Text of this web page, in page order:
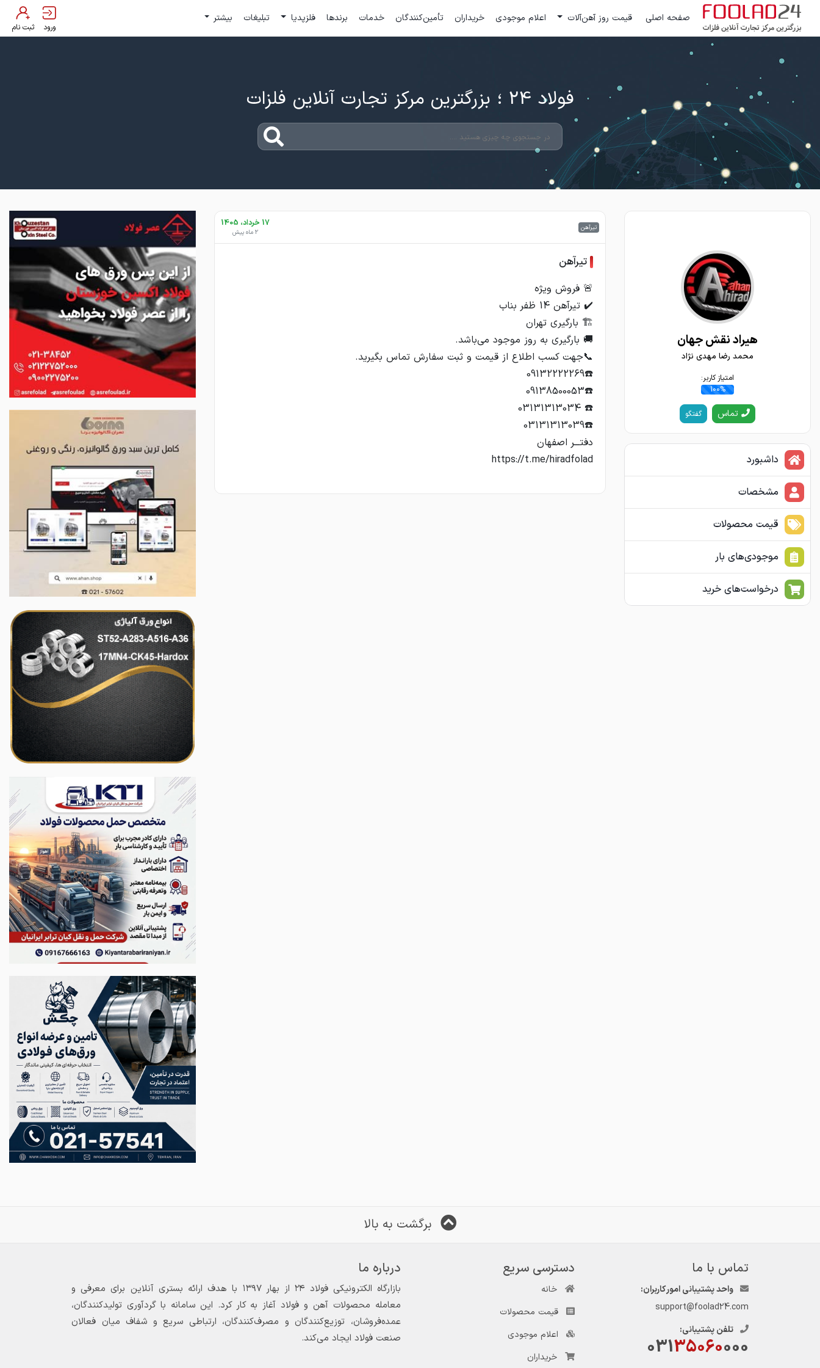
صفحه اصلی قیمت روز آهن‌آلات اعلام موجودی خریداران تأمین‌کنندگان خدمات برندها فلزپدیا تبلیغات بیشتر
ورود ثبت نام
فولاد 24 ؛ بزرگترین مرکز تجارت آنلاین فلزات
هیراد نقش جهان
محمد رضا مهدی نژاد
امتیاز کاربر:
100%
تماس گفتگو
داشبورد
مشخصات
قیمت محصولات
موجودی‌های بار
درخواست‌های خرید
تیرآهن 17 خرداد، 1405
2 ماه پیش
تیرآهن
https://t.me/hiradfolad
برگشت به بالا
تماس با ما
واحد پشتیبانی امور کاربران:
support@foolad24.com
تلفن پشتیبانی:
03135060000
دسترسی سریع
خانه
قیمت محصولات
اعلام موجودی
خریداران
درباره ما
بازارگاه الکترونیکی فولاد ۲۴ از بهار ۱۳۹۷ با هدف ارائه بستری آنلاین برای معرفی و
معامله محصولات آهن و فولاد آغاز به کار کرد. این سامانه با گردآوری تولیدکنندگان،
عمده‌فروشان، توزیع‌کنندگان و مصرف‌کنندگان، ارتباطی سریع و شفاف میان فعالان
صنعت فولاد ایجاد می‌کند.